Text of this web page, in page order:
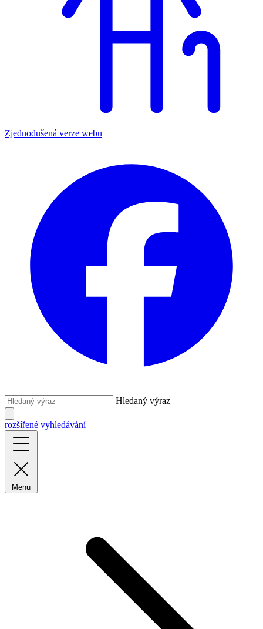
Zjednodušená verze webu
Hledaný výraz
rozšířené vyhledávání
Menu